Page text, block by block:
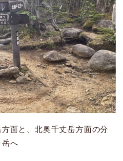
面と、北奥千丈岳方面の分
岳へ